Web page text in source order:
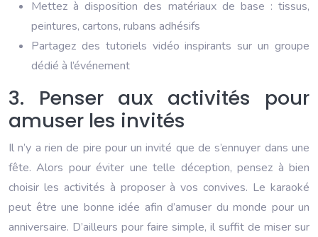
Mettez à disposition des matériaux de base : tissus,
peintures, cartons, rubans adhésifs
Partagez des tutoriels vidéo inspirants sur un groupe
dédié à l’événement
3. Penser aux activités pour
amuser les invités
Il n’y a rien de pire pour un invité que de s’ennuyer dans une
fête. Alors pour éviter une telle déception, pensez à bien
choisir les activités à proposer à vos convives. Le karaoké
peut être une bonne idée afin d’amuser du monde pour un
anniversaire. D’ailleurs pour faire simple, il suffit de miser sur